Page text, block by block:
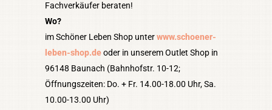
Fachverkäufer beraten!
Wo?
im Schöner Leben Shop unterwww.schoener-
leben-shop.deoder in unserem Outlet Shop in
96148 Baunach (Bahnhofstr. 10-12;
Öffnungszeiten: Do. + Fr. 14.00-18.00 Uhr, Sa.
10.00-13.00 Uhr)